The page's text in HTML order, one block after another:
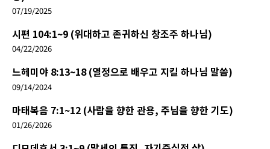
07/19/2025
시편 104:1~9 (위대하고 존귀하신 창조주 하나님)
04/22/2026
느헤미야 8:13~18 (열정으로 배우고 지킬 하나님 말씀)
09/14/2024
마태복음 7:1~12 (사람을 향한 관용, 주님을 향한 기도)
01/26/2026